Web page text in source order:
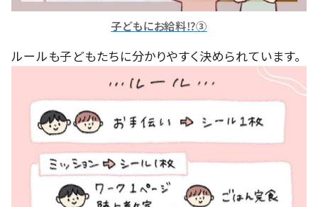
子どもにお給料⁉③
ルールも子どもたちに分かりやすく決められています。